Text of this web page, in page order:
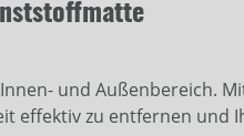
und Außenbereich.
effektiv zu entfernen und